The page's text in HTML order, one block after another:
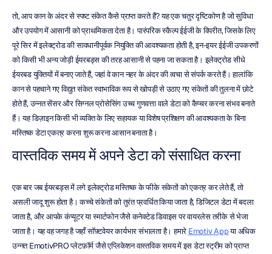
तो, आप कान के अंदर से स्पष्ट संकेत कैसे प्राप्त करते हैं? यह एक चतुर दृष्टिकोण है जो सुविधा
और उपयोग में आसानी को प्राथमिकता देता है। पारंपरिक स्कैल्प ईईजी के विपरीत, जिसके लिए
पूरे सिर में इलेक्ट्रोड की सावधानीपूर्वक नियुक्ति की आवश्यकता होती है, इन-इयर ईईजी उपकरणों
को किसी भी अन्य जोड़ी ईयरबड्स की तरह आसानी से पहना जा सकता है। इलेक्ट्रोड सीधे
ईयरबड युक्तियों में बनाए जाते हैं, जहां वे कान नहर के अंदर की त्वचा से संपर्क करते हैं। हालांकि
कान से पहचाने गए विद्युत संकेत स्वाभाविक रूप से खोपड़ी से उठाए गए संकेतों की तुलना में छोटे
होते हैं, उन्नत सेंसर और सिग्नल प्रोसेसिंग उच्च गुणवत्ता वाले डेटा को कैप्चर करना संभव बनाते
हैं। यह डिज़ाइन किसी भी व्यक्ति के लिए सहायक या विशेष प्रशिक्षण की आवश्यकता के बिना
मस्तिष्क डेटा एकत्र करना शुरू करना आसान बनाता है।
वास्तविक समय में अपने डेटा को संसाधित करना
एक बार जब ईयरबड्स में लगे इलेक्ट्रोड मस्तिष्क के फीके संकेतों को एकत्र कर लेते हैं, तो
असली जादू शुरू होता है। कच्चे संकेतों को तुरंत प्रवर्धित किया जाता है, डिजिटल डेटा में बदला
जाता है, और आपके कंप्यूटर या स्मार्टफोन जैसे कनेक्टेड डिवाइस पर वायरलेस तरीके से भेजा
जाता है। यह वह जगह है जहाँ सॉफ़्टवेयर कार्यभार संभालता है। हमारे Emotiv App या अधिक
उन्नत EmotivPRO प्लेटफ़ॉर्म जैसे एप्लिकेशन वास्तविक समय में इस डेटा स्ट्रीम को प्राप्त